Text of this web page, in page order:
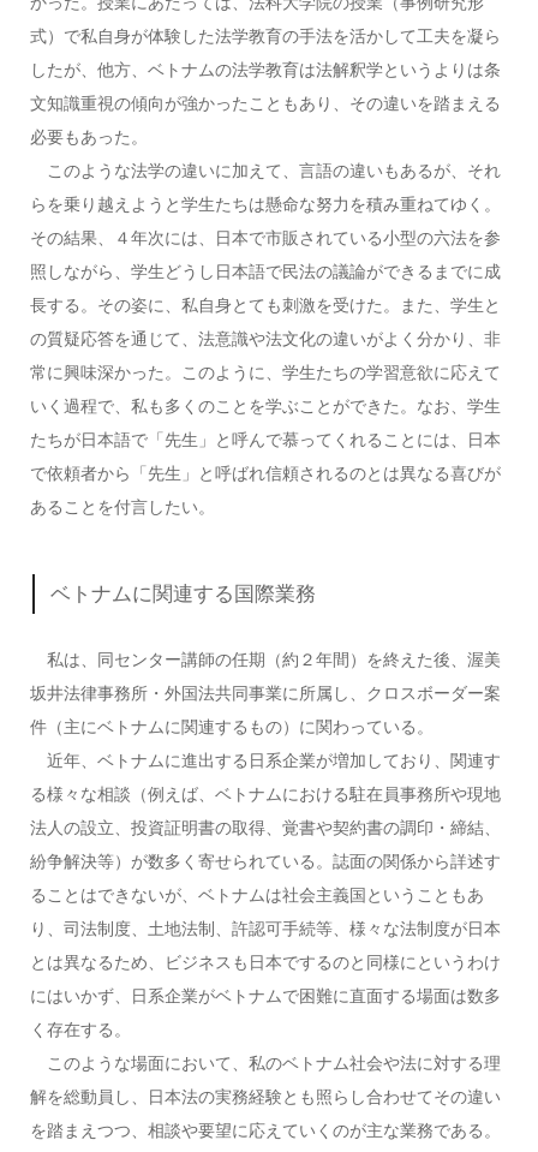
式）で私自身が体験した法学教育の手法を活かして工夫を凝ら
したが、他方、ベトナムの法学教育は法解釈学というよりは条
文知識重視の傾向が強かったこともあり、その違いを踏まえる
必要もあった。
このような法学の違いに加えて、言語の違いもあるが、それ
らを乗り越えようと学生たちは懸命な努力を積み重ねてゆく。
その結果、４年次には、日本で市販されている小型の六法を参
照しながら、学生どうし日本語で民法の議論ができるまでに成
長する。その姿に、私自身とても刺激を受けた。また、学生と
の質疑応答を通じて、法意識や法文化の違いがよく分かり、非
常に興味深かった。このように、学生たちの学習意欲に応えて
いく過程で、私も多くのことを学ぶことができた。なお、学生
たちが日本語で「先生」と呼んで慕ってくれることには、日本
で依頼者から「先生」と呼ばれ信頼されるのとは異なる喜びが
あることを付言したい。
ベトナムに関連する国際業務
私は、同センター講師の任期（約２年間）を終えた後、渥美
坂井法律事務所・外国法共同事業に所属し、クロスボーダー案
件（主にベトナムに関連するもの）に関わっている。
近年、ベトナムに進出する日系企業が増加しており、関連す
る様々な相談（例えば、ベトナムにおける駐在員事務所や現地
法人の設立、投資証明書の取得、覚書や契約書の調印・締結、
紛争解決等）が数多く寄せられている。誌面の関係から詳述す
ることはできないが、ベトナムは社会主義国ということもあ
り、司法制度、土地法制、許認可手続等、様々な法制度が日本
とは異なるため、ビジネスも日本でするのと同様にというわけ
にはいかず、日系企業がベトナムで困難に直面する場面は数多
く存在する。
このような場面において、私のベトナム社会や法に対する理
解を総動員し、日本法の実務経験とも照らし合わせてその違い
を踏まえつつ、相談や要望に応えていくのが主な業務である。